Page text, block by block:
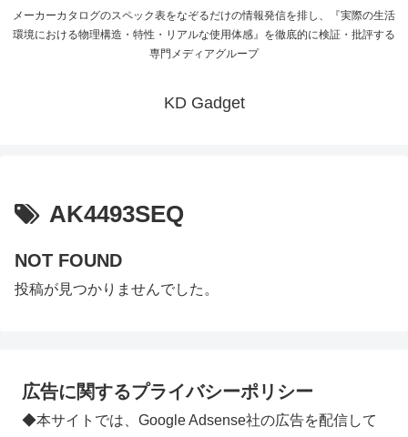
メーカーカタログのスペック表をなぞるだけの情報発信を排し、『実際の生活
環境における物理構造・特性・リアルな使用体感』を徹底的に検証・批評する
専門メディアグループ
KD Gadget
AK4493SEQ
NOT FOUND
投稿が見つかりませんでした。
広告に関するプライバシーポリシー
◆本サイトでは、Google Adsense社の広告を配信して